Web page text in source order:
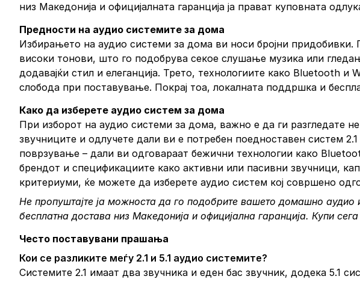
низ Македонија и официјалната гаранција ја прават куповната
Предности на аудио системите за дома
Избирањето на аудио системи за дома ви носи бројни
високи тонови, што го подобрува секое слушање музика или
додавајќи стил и елеганција. Трето, технологиите како Bluetooth
слобода при поставување. Покрај тоа, локалната поддршка и
Како да изберете аудио систем за дома
При изборот на аудио системи за дома, важно е да ги разгледате
звучниците и одлучете дали ви е потребен поедноставен систем
поврзување – дали ви одговараат бежични технологии како
брендот и спецификациите како активни или пасивни звучници,
критериуми, ќе можете да изберете аудио систем кој совршено
Не пропуштајте ја можноста да го подобрите вашето домашно аудио
бесплатна достава низ Македонија и официјална гаранција. Купи сега
Често поставувани прашања
Кои се разликите меѓу 2.1 и 5.1 аудио системите?
Системите 2.1 имаат два звучника и еден бас звучник, додека 5.1